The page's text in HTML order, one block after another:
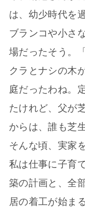
は、幼少時代を
ブランコや小さ
場だったそう。
クラとナシの木
庭だったわね。
たけれど、父が
からは、誰も芝
そんな頃、実家
私は仕事に子育
築の計画と、全
居の着工が始ま